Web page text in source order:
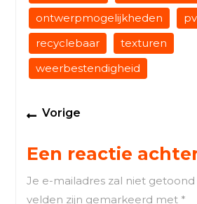
ontwerpmogelijkheden
recyclebaar
texturen
weerbestendigheid
Berichtnavigatie
Vorige
Een reactie
Je e-mailadres zal niet
velden zijn gemarkeerd met *